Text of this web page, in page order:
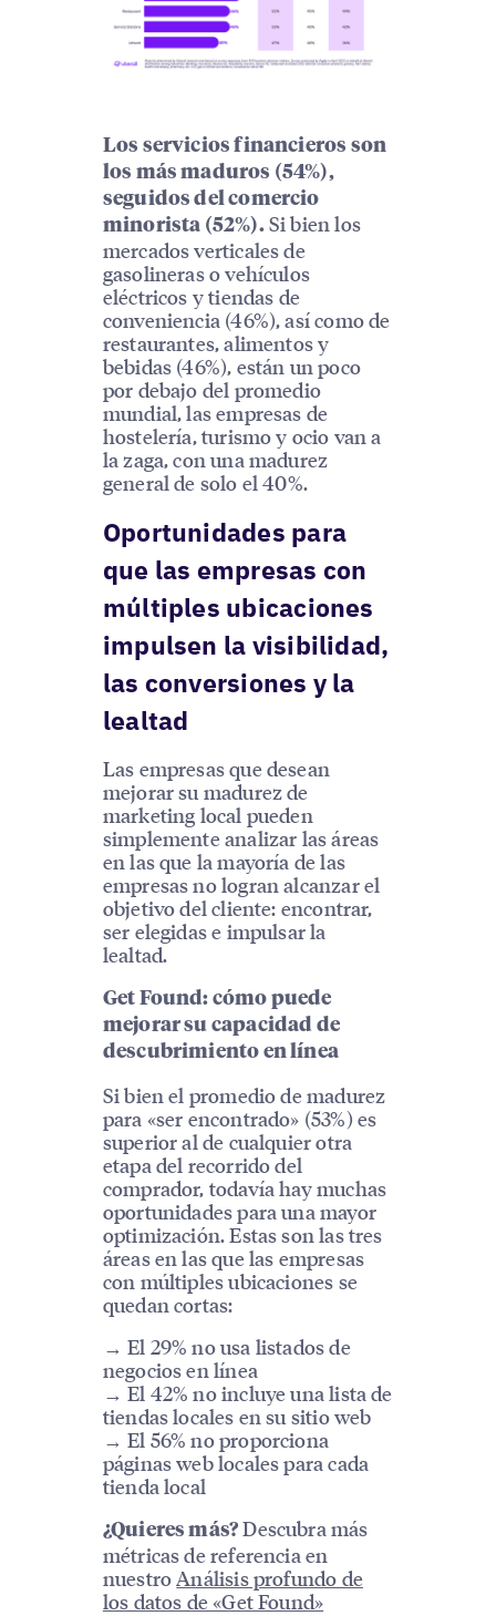
Los servicios financieros son
los más maduros (54%),
seguidos del comercio
minorista (52%).Si bien los
mercados verticales de
gasolineras o vehículos
eléctricos y tiendas de
conveniencia (46%), así como de
restaurantes, alimentos y
bebidas (46%), están un poco
por debajo del promedio
mundial, las empresas de
hostelería, turismo y ocio van a
la zaga, con una madurez
general de solo el 40%.
Oportunidades para
que las empresas con
múltiples ubicaciones
impulsen la visibilidad,
las conversiones y la
lealtad
Las empresas que desean
mejorar su madurez de
marketing local pueden
simplemente analizar las áreas
en las que la mayoría de las
empresas no logran alcanzar el
objetivo del cliente: encontrar,
ser elegidas e impulsar la
lealtad.
Get Found: cómo puede
mejorar su capacidad de
descubrimiento en línea
Si bien el promedio de madurez
para «ser encontrado» (53%) es
superior al de cualquier otra
etapa del recorrido del
comprador, todavía hay muchas
oportunidades para una mayor
optimización. Estas son las tres
áreas en las que las empresas
con múltiples ubicaciones se
quedan cortas:
→ El 29% no usa listados de
negocios en línea
→ El 42% no incluye una lista de
tiendas locales en su sitio web
→ El 56% no proporciona
páginas web locales para cada
tienda local
¿Quieres más? Descubra más
métricas de referencia en
nuestroAnálisis profundo de
los datos de «Get Found»